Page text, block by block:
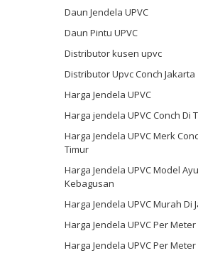
Daun Jendela UPVC
Daun Pintu UPVC
Distributor kusen upvc
Distributor Upvc Conch Jakarta
Harga Jendela UPVC
Harga jendela UPVC Conch Di
Harga Jendela UPVC Merk
Timur
Harga Jendela UPVC Model
Kebagusan
Harga Jendela UPVC Murah Di
Harga Jendela UPVC Per Meter
Harga Jendela UPVC Per Meter